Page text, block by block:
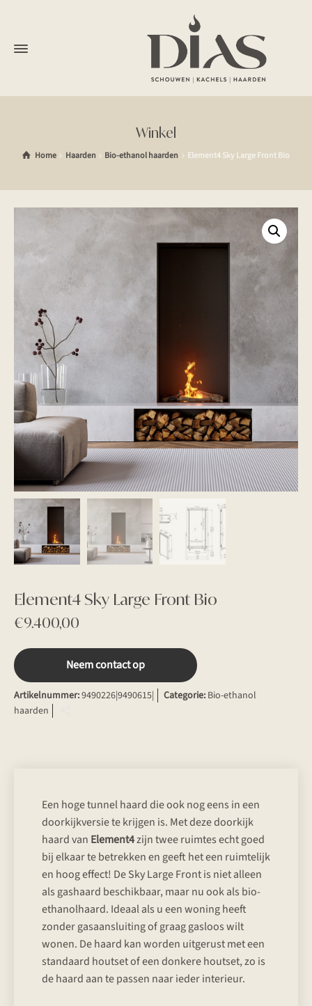
Winkel
Home Haarden Bio-ethanol haarden Element4 Sky Large Front Bio
Element4 Sky Large Front Bio
€9.400,00
Neem contact op
Artikelnummer:9490226|9490615| Categorie: Bio-ethanol
haarden
Een hoge tunnel haard die ook nog eens in een
doorkijkversie te krijgen is. Met deze doorkijk
haard van Element4zijn twee ruimtes echt goed
bij elkaar te betrekken en geeft het een ruimtelijk
en hoog effect! De Sky Large Front is niet alleen
als gashaard beschikbaar, maar nu ook als bio-
ethanolhaard. Ideaal als u een woning heeft
zonder gasaansluiting of graag gasloos wilt
wonen. De haard kan worden uitgerust met een
standaard houtset of een donkere houtset, zo is
de haard aan te passen naar ieder interieur.